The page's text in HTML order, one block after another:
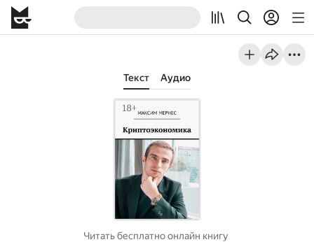
Текст Аудио
Читать бесплатно онлайн книгу